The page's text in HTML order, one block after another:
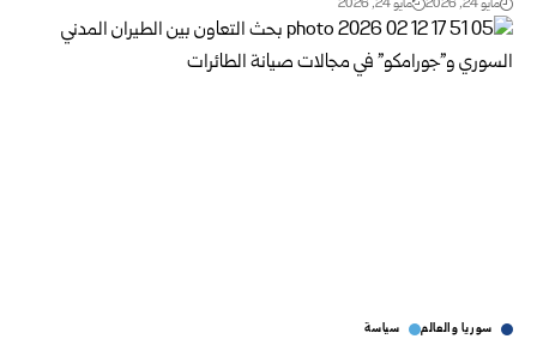
مايو 24, 2026 مايو 24, 2026
سوريا والعالم سياسة